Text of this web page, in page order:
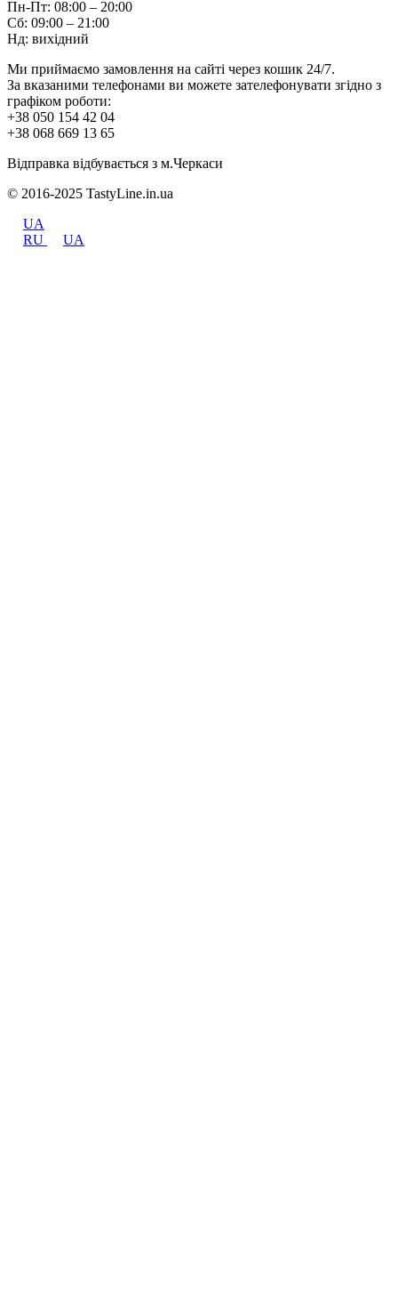
Пн-Пт: 08:00 – 20:00
Сб: 09:00 – 21:00
Нд: вихідний
Ми приймаємо замовлення на сайті через кошик 24/7.
За вказаними телефонами ви можете зателефонувати згідно з
графіком роботи:
+38 050 154 42 04
+38 068 669 13 65
Відправка відбувається з м.Черкаси
© 2016-2025 TastyLine.in.ua
UA
RU
UA